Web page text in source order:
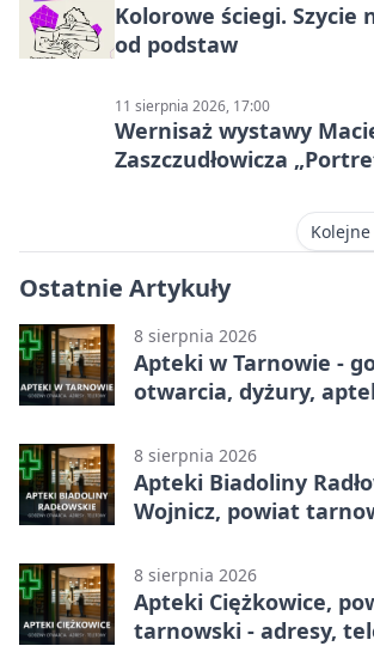
Kolorowe ściegi. Szycie
od podstaw
11 sierpnia 2026, 17:00
Wernisaż wystawy
Zaszczudłowicza
Ostatnie Artykuły
8 sierpnia 2026
Apteki w Tarnowie -
otwarcia, dyżury,
8 sierpnia 2026
Apteki Biadoliny
Wojnicz, powiat
8 sierpnia 2026
Apteki Ciężkowice,
tarnowski - adresy,